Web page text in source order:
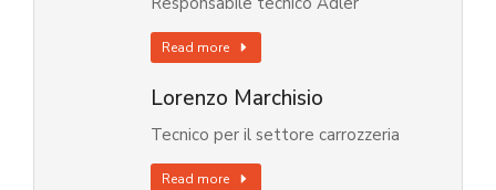
Read more
Lorenzo Marchisio
Tecnico per il settore carrozzeria
Read more